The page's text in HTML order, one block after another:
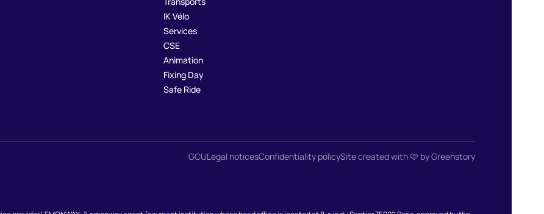
IK Vélo
Services
CSE
Animation
Fixing Day
Safe Ride
GCULegal noticesConfidentiality policySite created with 🩷 by Greenstory